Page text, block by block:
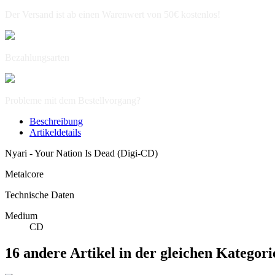
Beschreibung
Artikeldetails
Nyari - Your Nation Is Dead (Digi-CD)
Metalcore
Technische Daten
Medium
CD
16 andere Artikel in der gleichen